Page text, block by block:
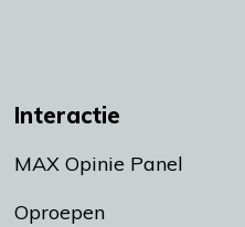
Interactie
MAX Opinie Panel
Oproepen